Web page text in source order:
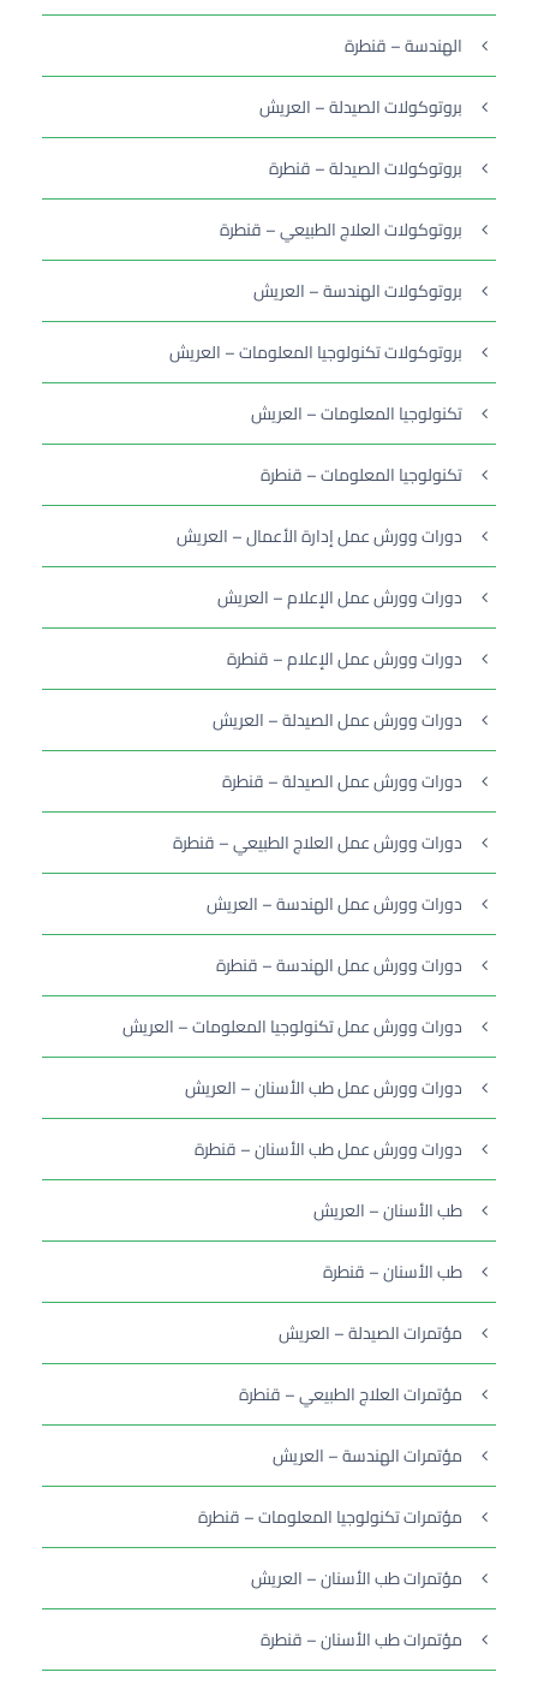
الهندسة – قنطرة
بروتوكولات الصيدلة – العريش
بروتوكولات الصيدلة – قنطرة
بروتوكولات العلاج الطبيعي – قنطرة
بروتوكولات الهندسة – العريش
بروتوكولات تكنولوجيا المعلومات – العريش
تكنولوجيا المعلومات – العريش
تكنولوجيا المعلومات – قنطرة
دورات وورش عمل إدارة الأعمال – العريش
دورات وورش عمل الإعلام – العريش
دورات وورش عمل الإعلام – قنطرة
دورات وورش عمل الصيدلة – العريش
دورات وورش عمل الصيدلة – قنطرة
دورات وورش عمل العلاج الطبيعي – قنطرة
دورات وورش عمل الهندسة – العريش
دورات وورش عمل الهندسة – قنطرة
دورات وورش عمل تكنولوجيا المعلومات – العريش
دورات وورش عمل طب الأسنان – العريش
دورات وورش عمل طب الأسنان – قنطرة
طب الأسنان – العريش
طب الأسنان – قنطرة
مؤتمرات الصيدلة – العريش
مؤتمرات العلاج الطبيعي – قنطرة
مؤتمرات الهندسة – العريش
مؤتمرات تكنولوجيا المعلومات – قنطرة
مؤتمرات طب الأسنان – العريش
مؤتمرات طب الأسنان – قنطرة